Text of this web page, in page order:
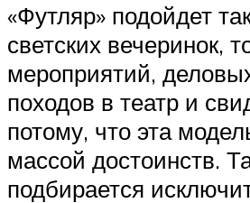
«Футляр» подойдет
светских вечеринок,
мероприятий,
походов в театр и
потому, что эта
массой достоинств.
подбирается